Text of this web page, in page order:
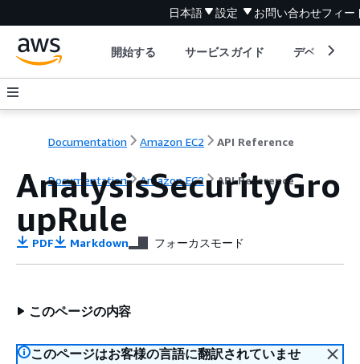
日本語 設定 お問い合わせフィー
開始する サービスガイド デベロッパ
Documentation Amazon EC2 API Reference
Documentation Amazon EC2 API Reference
AnalysisSecurityGro
upRule
PDF Markdown フォーカスモード
このページの内容
このページはお客様の言語に翻訳されていませ